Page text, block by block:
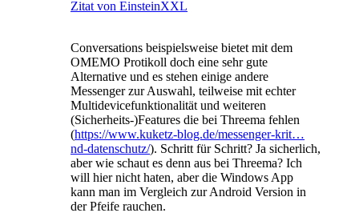
Zitat von EinsteinXXL
Conversations beispielsweise bietet mit dem
OMEMO Protikoll doch eine sehr gute
Alternative und es stehen einige andere
Messenger zur Auswahl, teilweise mit echter
Multidevicefunktionalität und weiteren
(Sicherheits-)Features die bei Threema fehlen
(https://www.kuketz-blog.de/messenger-krit…
nd-datenschutz/). Schritt für Schritt? Ja sicherlich,
aber wie schaut es denn aus bei Threema? Ich
will hier nicht haten, aber die Windows App
kann man im Vergleich zur Android Version in
der Pfeife rauchen.